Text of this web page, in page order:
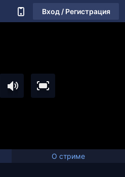
Вход / Регистрация
О стриме